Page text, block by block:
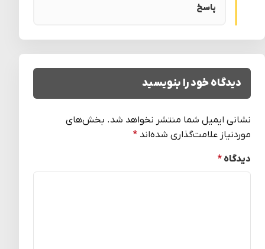
پاسخ
دیدگاه خود را بنویسید
نشانی ایمیل شما منتشر نخواهد شد. بخش‌های
موردنیاز علامت‌گذاری شده‌اند *
دیدگاه *